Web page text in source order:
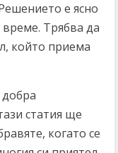
е ясно
Трябва да
който приема
статия ще
когато се